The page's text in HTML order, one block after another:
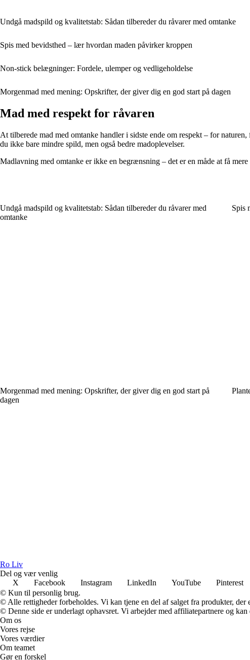
Undgå madspild og kvalitetstab: Sådan tilbereder du råvarer med omtanke
Spis med bevidsthed – lær hvordan maden påvirker kroppen
Non-stick belægninger: Fordele, ulemper og vedligeholdelse
Morgenmad med mening: Opskrifter, der giver dig en god start på dagen
Mad med respekt for råvaren
At tilberede mad med omtanke handler i sidste ende om respekt – for
du ikke bare mindre spild, men også bedre madoplevelser.
Madlavning med omtanke er ikke en begrænsning – det er en måde at få mere
Undgå madspild og kvalitetstab: Sådan tilbereder du råvarer med
omtanke
Spis
Morgenmad med mening: Opskrifter, der giver dig en god start på
dagen
Ro Liv
Del og vær venlig
X
Facebook Instagram LinkedIn YouTube Pinterest
© Kun til personlig brug.
© Alle rettigheder forbeholdes. Vi kan tjene en del af salget fra produkter,
© Denne side er underlagt ophavsret. Vi arbejder med affiliatepartnere og
Om os
Vores rejse
Vores værdier
Om teamet
Gør en forskel